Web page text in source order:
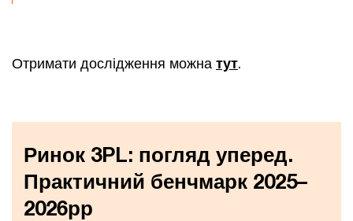
Отримати дослідження можна тут.
Ринок 3PL: ​погляд уперед.
Практичний бенчмарк 2025–
2026рр